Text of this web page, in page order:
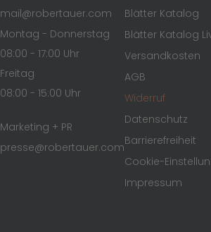
mail@robertauer.com
Montag - Donnerstag
08:00 - 17:00 Uhr
Freitag
08:00 - 15:00 Uhr
Marketing + PR
presse@robertauer.com
Blätter Katalog
Blätter Katalog
Versandkosten
AGB
Widerruf
Datenschutz
Barrierefreiheit
Cookie-
Impressum